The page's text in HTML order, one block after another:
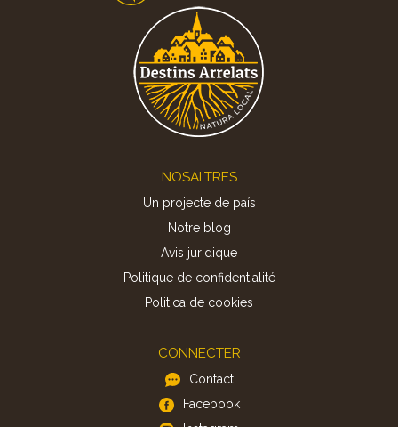
NOSALTRES
Un projecte de país
Notre blog
Avis juridique
Politique de confidentialité
Politica de cookies
CONNECTER
Contact
Facebook